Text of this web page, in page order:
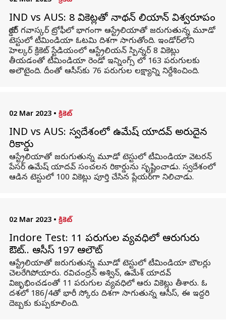
IND vs AUS: 8 వికెట్లతో నాథన్ లియాన్ విశ్వరూపం
బోర్డర్ గవాస్కర్ ట్రోఫీలో భాగంగా ఆస్ట్రేలియాతో జరుగుతున్న మూడో
టెస్టులో టీమిండియా ఓటమి దిశగా సాగుతోంది. ఇండోర్‌లోని
హెల్కర్ క్రికెట్ స్టేడియంలో ఆస్ట్రేలియన్ స్పిన్నర్ 8 వికెట్లు
తీయడంతో టీమిండియా రెండో ఇన్నింగ్స్ లో 163 పరుగులకు
అలౌటైంది. దీంతో ఆసీస్‌కు 76 పరుగుల లక్ష్యాన్ని నిర్దేశించింది.
02 Mar 2023 • క్రికెట్
IND vs AUS: స్వదేశంలో ఉమేష్ యాదవ్ అరుదైన
రికార్డు
ఆస్ట్రేలియాతో జరుగుతున్న మూడో టెస్టులో టీమిండియా వెటరన్
పేసర్ ఉమేష్ యాదవ్ సంచలన రికార్డును సృష్టించాడు. స్వదేశంలో
ఆడిన టెస్టులో 100 వికెట్లు పూర్తి చేసిన ప్లేయర్‌గా నిలిచాడు.
02 Mar 2023 • క్రికెట్
Indore Test: 11 పరుగుల వ్యవధిలో ఆరుగురు
ఔట్.. ఆసీస్ 197 ఆలౌట్
ఆస్ట్రేలియాతో జరుగుతున్న మూడో టెస్టులో టీమిండియా బౌలర్లు
చెలరేగిపోయారు. రవిచంద్రన్ అశ్విన్, ఉమేశ్ యాదవ్
విజృభించడంతో 11 పరుగుల వ్యవధిలో ఆరు వికెట్లు తీశారు. ఓ
దశలో 186/4తో భారీ స్కోరు దిశగా సాగుతున్న ఆసీస్, ఈ ఇద్దరి
దెబ్బకు కుప్పకూలింది.